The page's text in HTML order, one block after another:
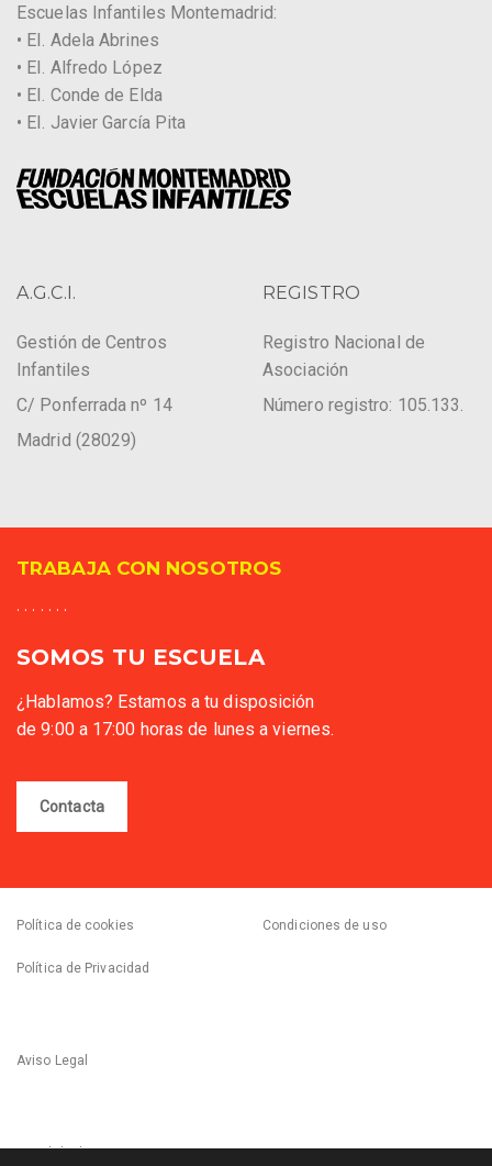
Escuelas Infantiles Montemadrid:
• EI. Adela Abrines
• EI. Alfredo López
• EI. Conde de Elda
• EI. Javier García Pita
A.G.C.I.
Gestión de Centros
Infantiles
C/ Ponferrada nº 14
Madrid (28029)
REGISTRO
Registro Nacional de
Asociación
Número registro: 105.133.
TRABAJA CON NOSOTROS
. . . . . . .
SOMOS TU ESCUELA
¿Hablamos? Estamos a tu disposición
de 9:00 a 17:00 horas de lunes a viernes.
Contacta
Política de cookies Condiciones de uso
Política de Privacidad
Aviso Legal
Canal de denuncias